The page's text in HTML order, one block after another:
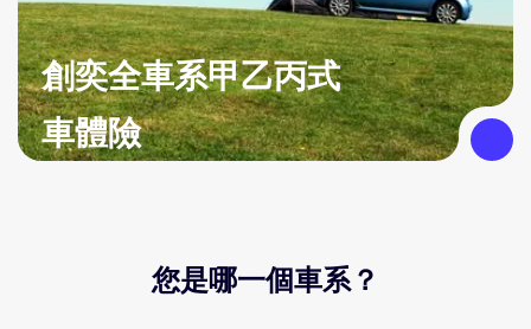
創奕全車系甲乙丙式
車體險
您是哪一個車系？